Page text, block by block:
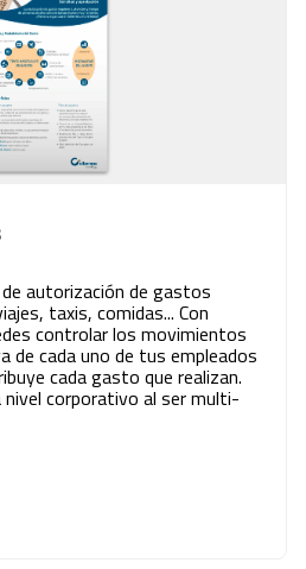
autorización de gastos
taxis, comidas... Con
controlar los movimientos
de cada uno de tus empleados
cada gasto que realizan.
nivel corporativo al ser multi-